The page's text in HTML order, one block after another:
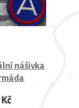
nášivka
Kč